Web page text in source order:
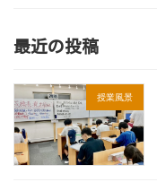
最近の投稿
授業風景